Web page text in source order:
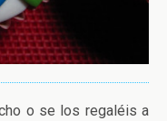
o se los regaléis a